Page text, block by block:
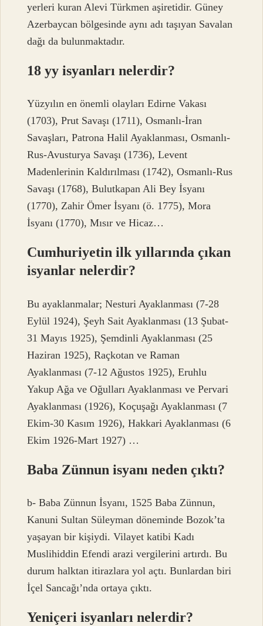
yerleri kuran Alevi Türkmen aşiretidir. Güney
Azerbaycan bölgesinde aynı adı taşıyan Savalan
dağı da bulunmaktadır.
18 yy isyanları nelerdir?
Yüzyılın en önemli olayları Edirne Vakası
(1703), Prut Savaşı (1711), Osmanlı-İran
Savaşları, Patrona Halil Ayaklanması, Osmanlı-
Rus-Avusturya Savaşı (1736), Levent
Madenlerinin Kaldırılması (1742), Osmanlı-Rus
Savaşı (1768), Bulutkapan Ali Bey İsyanı
(1770), Zahir Ömer İsyanı (ö. 1775), Mora
İsyanı (1770), Mısır ve Hicaz…
Cumhuriyetin ilk yıllarında çıkan
isyanlar nelerdir?
Bu ayaklanmalar; Nesturi Ayaklanması (7-28
Eylül 1924), Şeyh Sait Ayaklanması (13 Şubat-
31 Mayıs 1925), Şemdinli Ayaklanması (25
Haziran 1925), Raçkotan ve Raman
Ayaklanması (7-12 Ağustos 1925), Eruhlu
Yakup Ağa ve Oğulları Ayaklanması ve Pervari
Ayaklanması (1926), Koçuşağı Ayaklanması (7
Ekim-30 Kasım 1926), Hakkari Ayaklanması (6
Ekim 1926-Mart 1927) …
Baba Zünnun isyanı neden çıktı?
b- Baba Zünnun İsyanı, 1525 Baba Zünnun,
Kanuni Sultan Süleyman döneminde Bozok’ta
yaşayan bir kişiydi. Vilayet katibi Kadı
Muslihiddin Efendi arazi vergilerini artırdı. Bu
durum halktan itirazlara yol açtı. Bunlardan biri
İçel Sancağı’nda ortaya çıktı.
Yeniçeri isyanları nelerdir?